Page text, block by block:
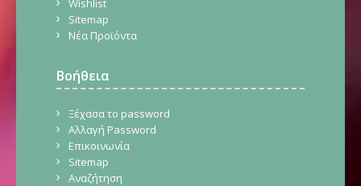
Sitemap
Νέα Προϊόντα
Βοήθεια
Ξέχασα το password
Αλλαγή Password
Επικοινωνία
Sitemap
Αναζήτηση